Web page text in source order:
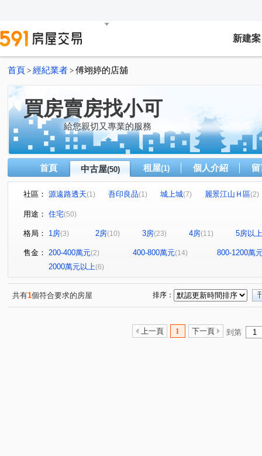
新建案
首頁 > 經紀業者 > 傅翊婷的店舖
買房賣房找小可
給您親切又專業的服務
首頁 中古屋(50) 租屋(1) 個人介紹
社區： 源遠路透天(1) 吾印良品(1) 城上城(7) 麗景江山Ｈ區(2)
好吉市
東明路77巷55號華廈(1) 新豐街(1) 山海觀(5) 御花園(1)
海豔 (1) 碧海擎天 萬國大廈(1) 暖暖達麗(1)
大香
僑家大院(1) 威鎮八方
武聖街(1) 源遠路(2) 樂一路(1) 建成路(1) 麥金路(7)
武嶺街(1) 中正路(1) 復興路(2) 新豐街 (8)
培德路(1) 東光路(1) 東明路(1) 觀海街(5) 樂利二街
用途： 住宅(50)
格局： 1房(3) 2房(10) 3房(23) 4房(11) 5房以上
售金： 200-400萬元(2) 400-800萬元(14)
800-1200萬
2000萬元以上(6)
共有1個符合要求的房屋 排序：
上一頁 1 下一頁 到第